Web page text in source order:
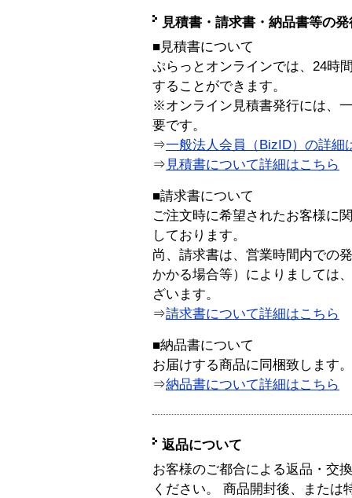
見積書・請求書・納品書等の
■見積書について
ぷらっとオンラインでは、24時
することができます。
※オンライン見積書発行には、
要です。
⇒一般法人会員（BizID）の詳細
⇒ 見積書について詳細はこちら
■請求書について
ご注文時に希望されたお客様に
しております。
尚、請求書は、営業時間内での
かかる場合等）によりましては
ざいます。
⇒請求書について詳細はこちら
■納品書について
お届けする商品に同梱致します。
⇒納品書について詳細はこちら
返品について
お客様のご都合による返品・交
ください。 商品開封後、または